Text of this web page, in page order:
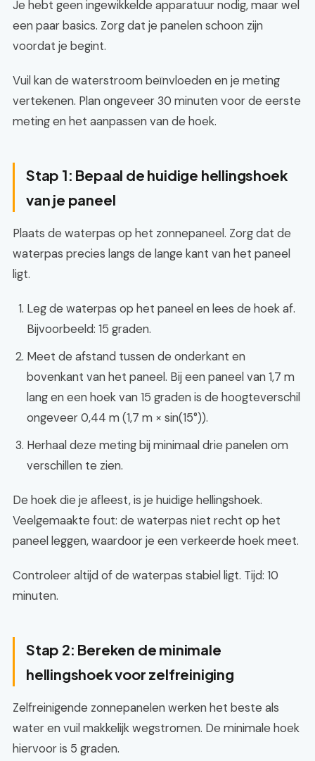
Je hebt geen ingewikkelde apparatuur nodig, maar wel
een paar basics. Zorg dat je panelen schoon zijn
voordat je begint.
Vuil kan de waterstroom beïnvloeden en je meting
vertekenen. Plan ongeveer 30 minuten voor de eerste
meting en het aanpassen van de hoek.
Stap 1: Bepaal de huidige hellingshoek
van je paneel
Plaats de waterpas op het zonnepaneel. Zorg dat de
waterpas precies langs de lange kant van het paneel
ligt.
Leg de waterpas op het paneel en lees de hoek af.
Bijvoorbeeld: 15 graden.
Meet de afstand tussen de onderkant en
bovenkant van het paneel. Bij een paneel van 1,7 m
lang en een hoek van 15 graden is de hoogteverschil
ongeveer 0,44 m (1,7 m × sin(15°)).
Herhaal deze meting bij minimaal drie panelen om
verschillen te zien.
De hoek die je afleest, is je huidige hellingshoek.
Veelgemaakte fout: de waterpas niet recht op het
paneel leggen, waardoor je een verkeerde hoek meet.
Controleer altijd of de waterpas stabiel ligt. Tijd: 10
minuten.
Stap 2: Bereken de minimale
hellingshoek voor zelfreiniging
Zelfreinigende zonnepanelen werken het beste als
water en vuil makkelijk wegstromen. De minimale hoek
hiervoor is 5 graden.